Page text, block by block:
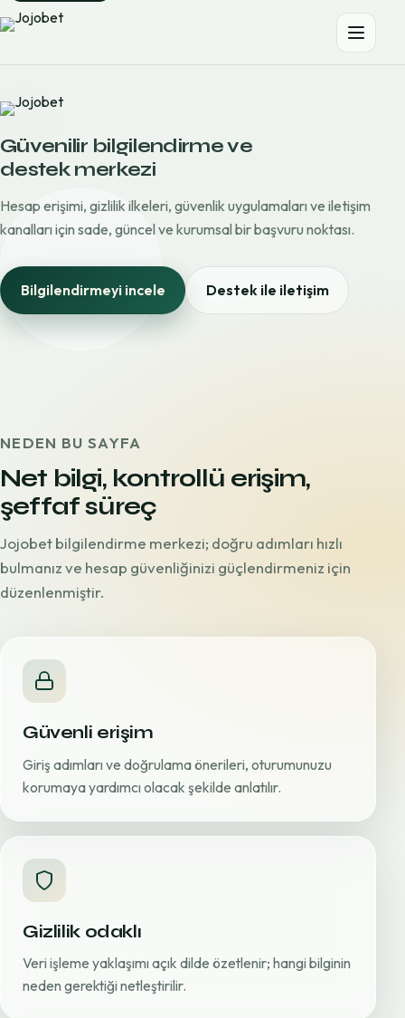
Güvenilir bilgilendirme ve
destek merkezi
Hesap erişimi, gizlilik ilkeleri, güvenlik uygulamaları ve iletişim
kanalları için sade, güncel ve kurumsal bir başvuru noktası.
Bilgilendirmeyi incele Destek ile iletişim
NEDEN BU SAYFA
Net bilgi, kontrollü erişim,
şeffaf süreç
Jojobet bilgilendirme merkezi; doğru adımları hızlı
bulmanız ve hesap güvenliğinizi güçlendirmeniz için
düzenlenmiştir.
Güvenli erişim
Giriş adımları ve doğrulama önerileri, oturumunuzu
korumaya yardımcı olacak şekilde anlatılır.
Gizlilik odaklı
Veri işleme yaklaşımı açık dilde özetlenir; hangi bilginin
neden gerektiği netleştirilir.